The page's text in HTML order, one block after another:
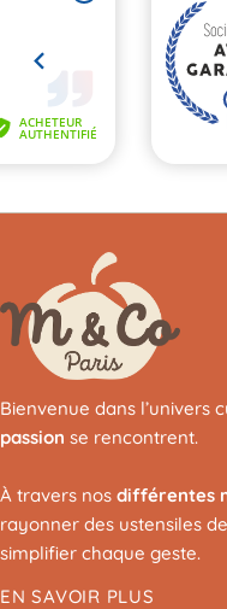
Bienvenue dans l’univers
passion se rencontrent.
À travers nos différentes
rayonner des ustensiles
simplifier chaque geste.
EN SAVOIR PLUS